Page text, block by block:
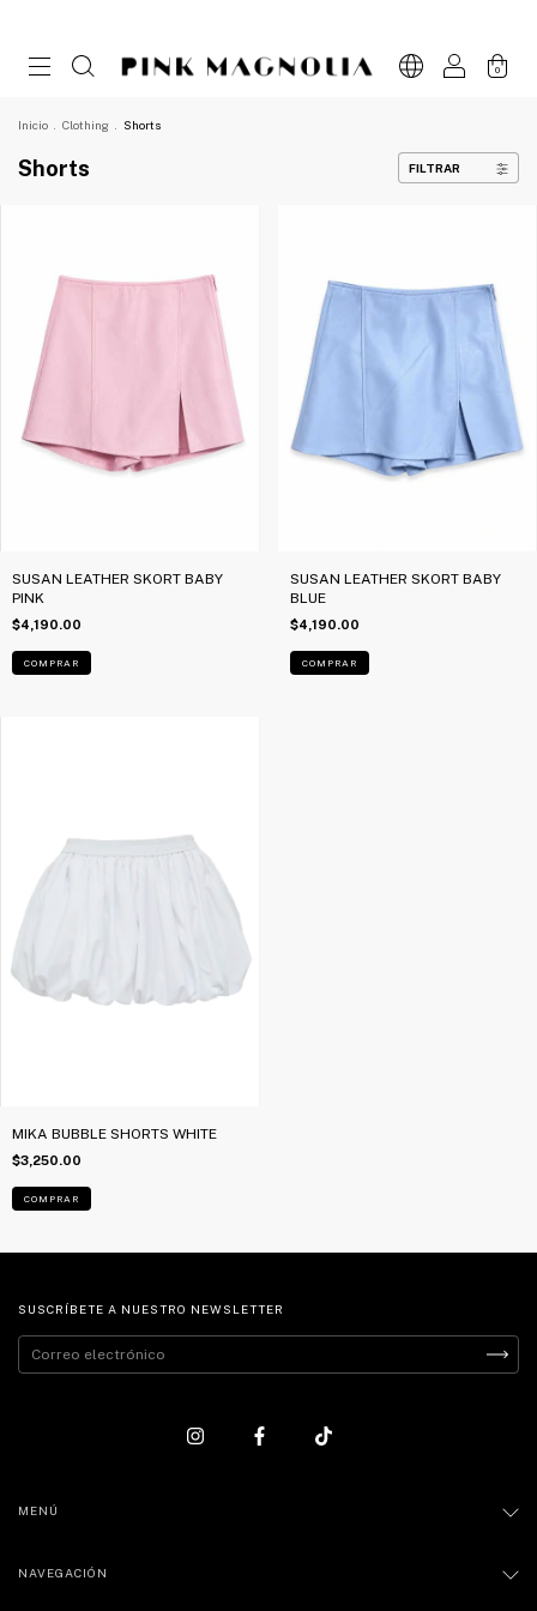
0
Inicio . Clothing . Shorts
Shorts FILTRAR
SUSAN LEATHER SKORT BABY
PINK
$4,190.00
COMPRAR
SUSAN LEATHER SKORT BABY
BLUE
$4,190.00
COMPRAR
MIKA BUBBLE SHORTS WHITE
$3,250.00
COMPRAR
SUSCRÍBETE A NUESTRO NEWSLETTER
MENÚ
NAVEGACIÓN